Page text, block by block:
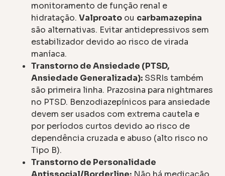
monitoramento de função renal e
hidratação.Valproato ou carbamazepina
são alternativas. Evitar antidepressivos sem
estabilizador devido ao risco de virada
maníaca.
Transtorno de Ansiedade (PTSD,
Ansiedade Generalizada): SSRIs também
são primeira linha. Prazosina para nightmares
no PTSD. Benzodiazepínicos para ansiedade
devem ser usados com extrema cautela e
por períodos curtos devido ao risco de
dependência cruzada e abuso (alto risco no
Tipo B).
Transtorno de Personalidade